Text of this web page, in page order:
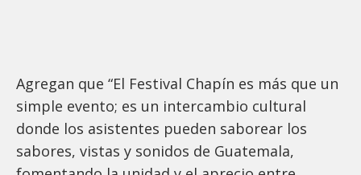
Agregan que “El Festival Chapín es más que un
simple evento; es un intercambio cultural
donde los asistentes pueden saborear los
sabores, vistas y sonidos de Guatemala,